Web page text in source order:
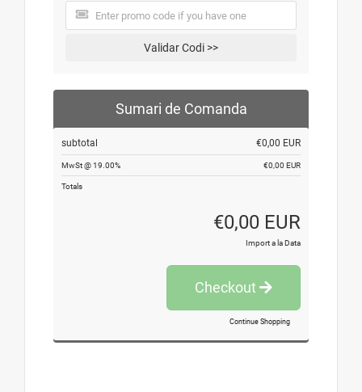
Validar Codi >>
Sumari de Comanda
subtotal €0,00 EUR
MwSt @ 19.00%
€0,00 EUR
Totals
€0,00 EUR
Import a la Data
Checkout
Continue Shopping